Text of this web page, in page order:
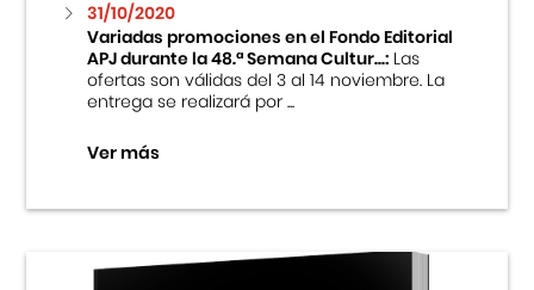
31/10/2020
Variadas promociones en el Fondo Editorial
APJ durante la 48.ª Semana Cultur...:Las
ofertas son válidas del 3 al 14 noviembre. La
entrega se realizará por ...
Ver más